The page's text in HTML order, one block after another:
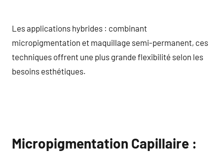
Les applications hybrides : combinant
micropigmentation et maquillage semi-permanent, ces
techniques offrent une plus grande flexibilité selon les
besoins esthétiques.
Micropigmentation Capillaire :